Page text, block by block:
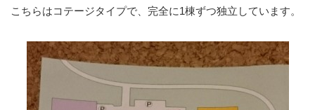
こちらはコテージタイプで、完全に1棟ずつ独立しています。